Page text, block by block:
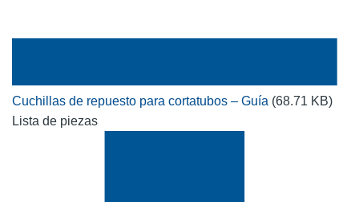
Cuchillas de repuesto para cortatubos – Guía (68.71 KB)
Lista de piezas